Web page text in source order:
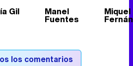
Gil Manel
Fuentes
Miquel
los comentarios